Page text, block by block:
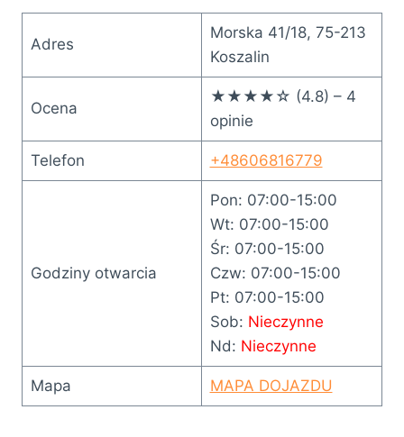
Adres
Morska 41/18, 75-213
Koszalin
Ocena
★★★★☆ (4.8) – 4
opinie
Telefon +48606816779
Godziny otwarcia
Pon: 07:00-15:00
Wt: 07:00-15:00
Śr: 07:00-15:00
Czw: 07:00-15:00
Pt: 07:00-15:00
Sob: Nieczynne
Nd: Nieczynne
Mapa MAPA DOJAZDU